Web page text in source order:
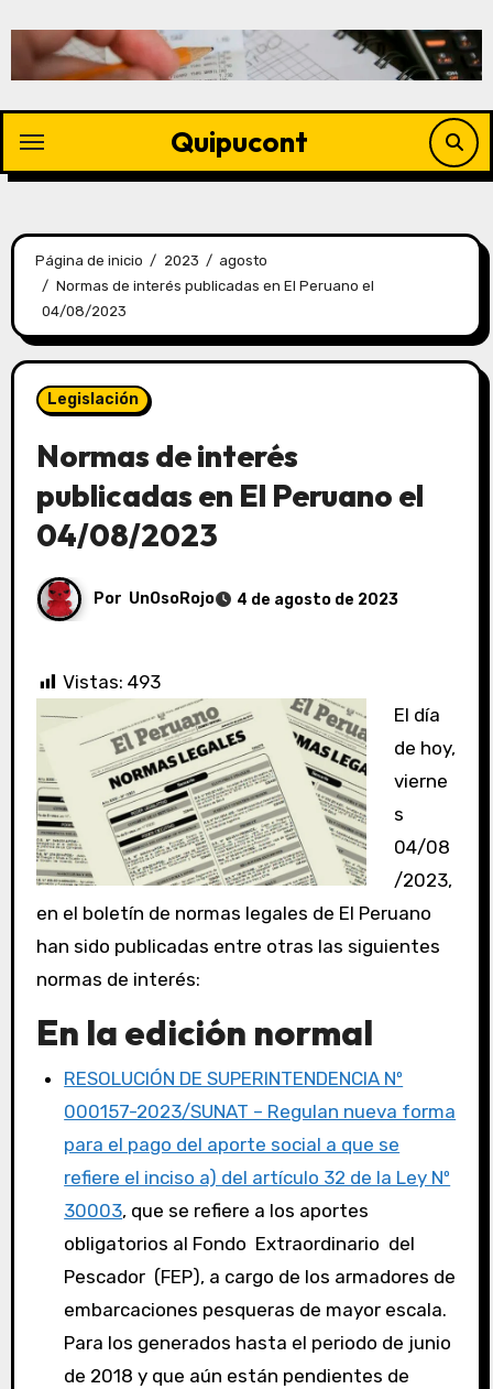
Quipucont
Página de inicio 2023
agosto
Normas de interés publicadas en El Peruano el
04/08/2023
Legislación
Normas de interés
publicadas en El Peruano el
04/08/2023
Por UnOsoRojo 4 de agosto de 2023
Vistas: 493
El día
de hoy,
vierne
s
04/08
/2023,
en el boletín de normas legales de El Peruano
han sido publicadas entre otras las siguientes
normas de interés:
En la edición normal
RESOLUCIÓN DE SUPERINTENDENCIA Nº
000157-2023/SUNAT – Regulan nueva forma
para el pago del aporte social a que se
refiere el inciso a) del artículo 32 de la Ley Nº
30003, que se refiere a los aportes
obligatorios al Fondo Extraordinario del
Pescador (FEP), a cargo de los armadores de
embarcaciones pesqueras de mayor escala.
Para los generados hasta el periodo de junio
de 2018 y que aún están pendientes de